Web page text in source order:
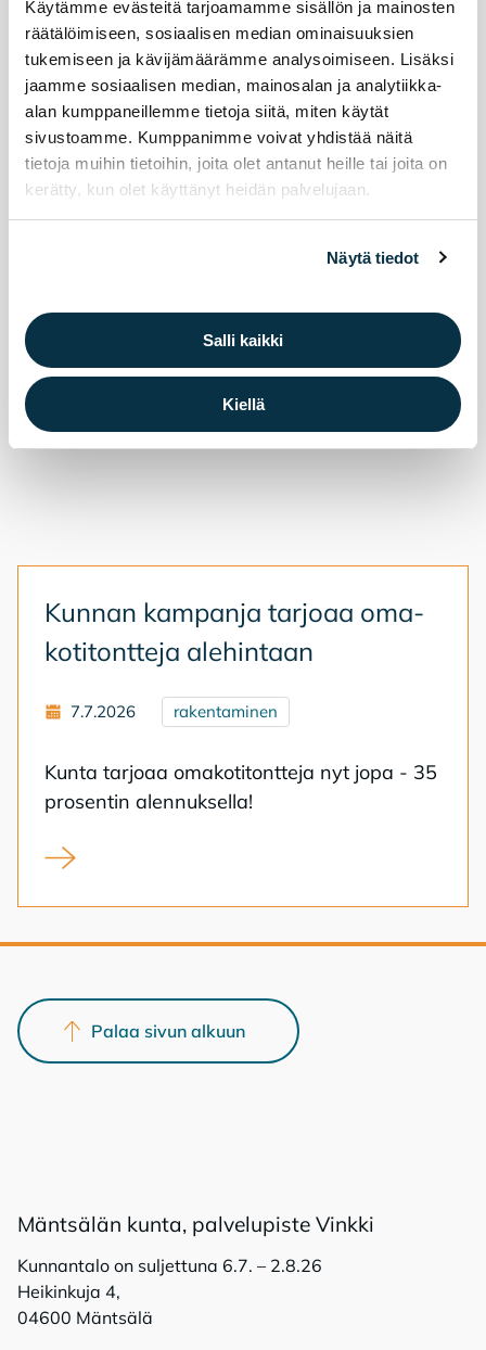
Käytämme evästeitä tarjoamamme sisällön ja mainosten
räätälöimiseen, sosiaalisen median ominaisuuksien
tukemiseen ja kävijämäärämme analysoimiseen. Lisäksi
jaamme sosiaalisen median, mainosalan ja analytiikka-
alan kumppaneillemme tietoja siitä, miten käytät
sivustoamme. Kumppanimme voivat yhdistää näitä
tietoja muihin tietoihin, joita olet antanut heille tai joita on
kerätty, kun olet käyttänyt heidän palvelujaan.
Näytä tiedot
Salli kaikki
Kiellä
29.7.2026 liikunta Liikunta
Elä­ke­läis­ten uin­ti­kul­je­tuk­set jat­ku­vat syys­
kuus­sa. Ter­ve­tu­loa mu­kaan!
Eläkeläisten uimahallikuljetukset syksy 2026
Kun­nan kam­pan­ja tar­jo­aa oma­
ko­ti­tont­te­ja ale­hin­taan
7.7.2026 rakentaminen
Kun­ta tar­jo­aa oma­ko­ti­tont­te­ja nyt jopa - 35
pro­sen­tin alen­nuk­sel­la!
Kunnan kampanja tarjoaa omakotitontteja alehintaan
Mänt­sä­län kun­ta, pal­ve­lu­pis­te Vink­ki
Kunnantalo on suljettuna 6.7. – 2.8.26
Heikinkuja 4,
04600 Mäntsälä
Palaa sivun alkuun